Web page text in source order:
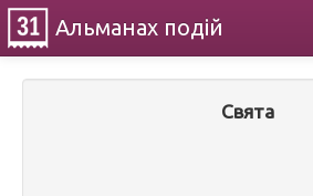
Альманах подій
Свята